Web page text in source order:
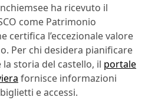
ha ricevuto il
come Patrimonio
certifica l’eccezionale valore
Per chi desidera pianificare
storia del castello, il portale
fornisce informazioni
e accessi.